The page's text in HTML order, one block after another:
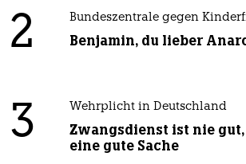
2 Bundeszentrale gegen
Benjamin, du lieber
3 Wehrplicht in Deutschland
Zwangsdienst ist nie
eine gute Sache